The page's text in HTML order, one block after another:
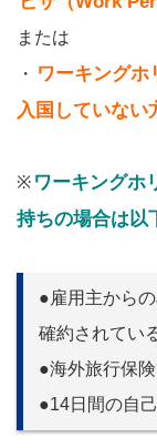
または
・ ワーキングホ
入国していない
※ ワーキングホ
持ちの場合は以
●雇用主から
確約されてい
●海外旅行保
●14日間の自